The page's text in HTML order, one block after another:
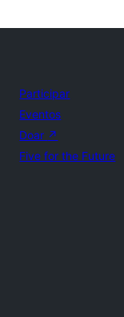
Participar
Eventos
Doar ↗
Five for the Future